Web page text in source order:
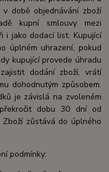
době objednávání zboží
kupní smlouvy mezi
i jako dodací list. Kupující
úplném uhrazení, pokud
kupující provede úhradu
dodání zboží, vrátí
dohodnutým způsobem.
je závislá na zvoleném
dobu 30 dní od
zůstává do úplného
podmínky: